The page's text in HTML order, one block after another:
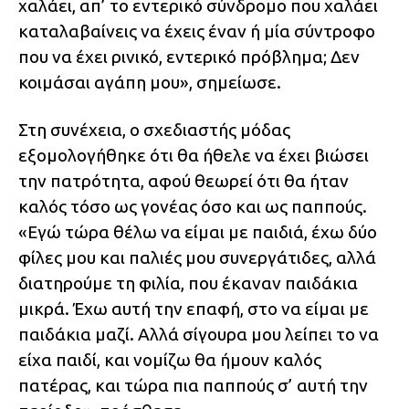
χαλάει, απ’ το εντερικό σύνδρομο που χαλάει
καταλαβαίνεις να έχεις έναν ή μία σύντροφο
που να έχει ρινικό, εντερικό πρόβλημα; Δεν
κοιμάσαι αγάπη μου», σημείωσε.
Στη συνέχεια, ο σχεδιαστής μόδας
εξομολογήθηκε ότι θα ήθελε να έχει βιώσει
την πατρότητα, αφού θεωρεί ότι θα ήταν
καλός τόσο ως γονέας όσο και ως παππούς.
«Εγώ τώρα θέλω να είμαι με παιδιά, έχω δύο
φίλες μου και παλιές μου συνεργάτιδες, αλλά
διατηρούμε τη φιλία, που έκαναν παιδάκια
μικρά. Έχω αυτή την επαφή, στο να είμαι με
παιδάκια μαζί. Αλλά σίγουρα μου λείπει το να
είχα παιδί, και νομίζω θα ήμουν καλός
πατέρας, και τώρα πια παππούς σ’ αυτή την